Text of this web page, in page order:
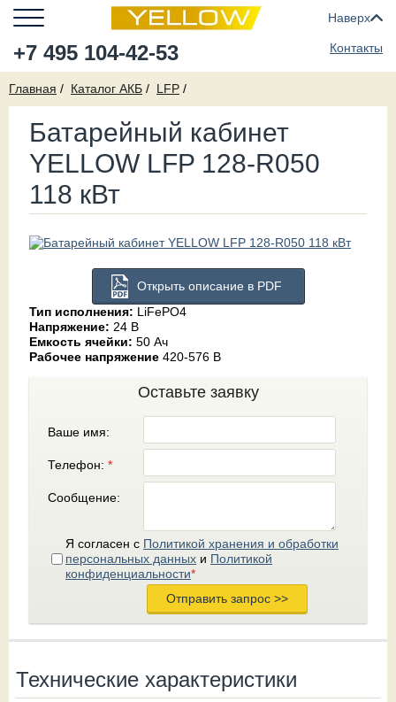
+7 495 104-42-53
Наверх
Контакты
Главная Каталог АКБ LFP
Батарейный кабинет
YELLOW LFP 128-R050
118 кВт
Открыть описание в PDF
Тип исполнения: LiFePO4
Напряжение: 24 В
Емкость ячейки: 50 Ач
Рабочее напряжение 420-576 В
Оставьте заявку
Ваше имя:
Телефон: *
Сообщение:
Я согласен с Политикой хранения и обработки
персональных данных и Политикой
конфиденциальности*
Технические характеристики